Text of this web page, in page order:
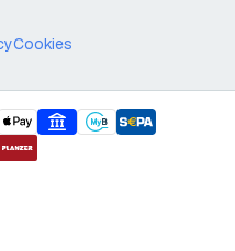
Cookies